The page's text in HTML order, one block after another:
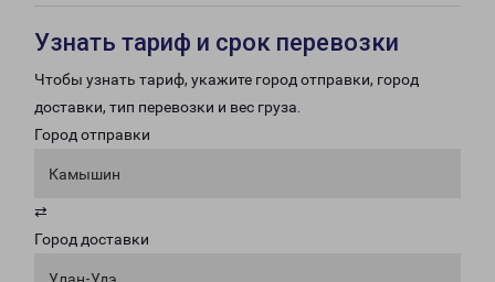
Узнать тариф и срок перевозки
Чтобы узнать тариф, укажите город отправки, город
доставки, тип перевозки и вес груза.
Город отправки
Камышин
⇄
Город доставки